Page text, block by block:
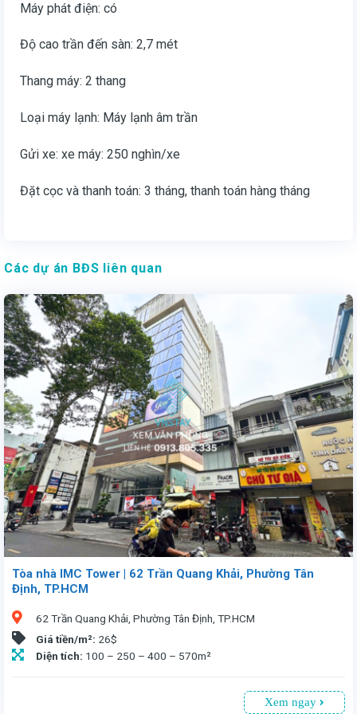
Máy phát điện: có
Độ cao trần đến sàn: 2,7 mét
Thang máy: 2 thang
Loại máy lạnh: Máy lạnh âm trần
Gửi xe: xe máy: 250 nghìn/xe
Đặt cọc và thanh toán: 3 tháng, thanh toán hàng tháng
Các dự án BĐS liên quan
Tòa nhà IMC Tower | 62 Trần Quang Khải, Phường Tân
Định, TP.HCM
62 Trần Quang Khải, Phường Tân Định, TP.HCM
Giá tiền/m²: 26$
Diện tích: 100 – 250 – 400 – 570m²
Xem ngay